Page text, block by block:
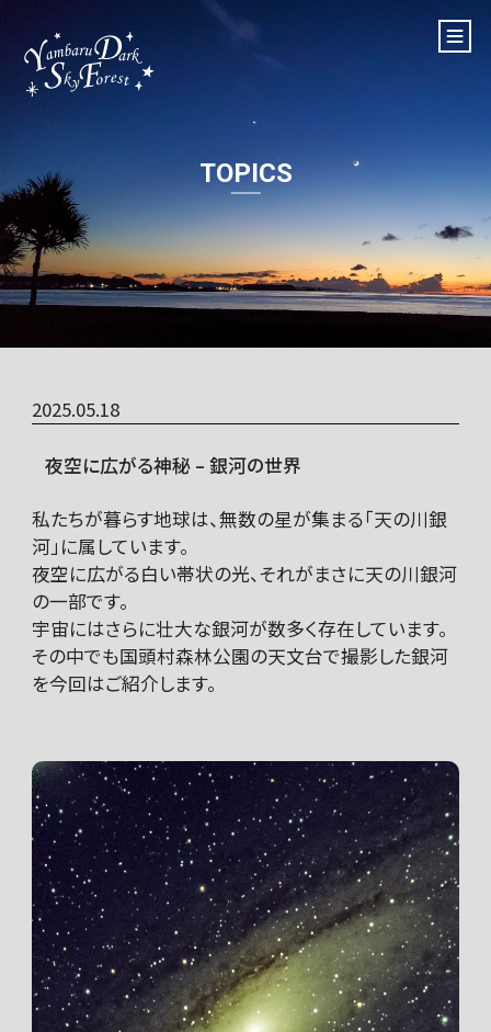
TOPICS
2025.05.18
夜空に広がる神秘 – 銀河の世界
私たちが暮らす地球は、無数の星が集まる「天の川銀
河」に属しています。
夜空に広がる白い帯状の光、それがまさに天の川銀河
の一部です。
宇宙にはさらに壮大な銀河が数多く存在しています。
その中でも国頭村森林公園の天文台で撮影した銀河
を今回はご紹介します。